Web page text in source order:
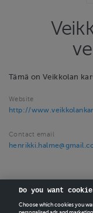
Tämä on Veikkolan
Website
http://
Contact email
Do you want
Choose which cookies you